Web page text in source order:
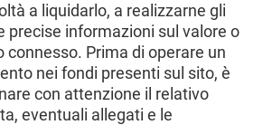
a liquidarlo, a realizzarne gli
precise informazioni sul valore o
connesso. Prima di operare un
nei fondi presenti sul sito, è
con attenzione il relativo
eventuali allegati e le